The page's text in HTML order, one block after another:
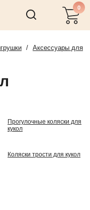
0
/ Аксессуары для
Прогулочные коляски для
кукол
Коляски трости для кукол